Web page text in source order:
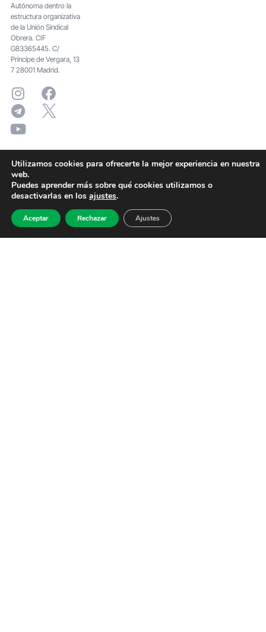
Autónoma dentro la
estructura organizativa
de la Unión Sindical
Obrera. CIF
G83365445. C/
Principe de Vergara, 13
7 28001 Madrid.
Utilizamos cookies para ofrecerte la mejor experiencia en nuestra
web.
Puedes aprender más sobre qué cookies utilizamos o
desactivarlas en los ajustes.
Aceptar Rechazar Ajustes